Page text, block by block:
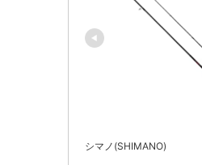
シマノ(SHIMANO)